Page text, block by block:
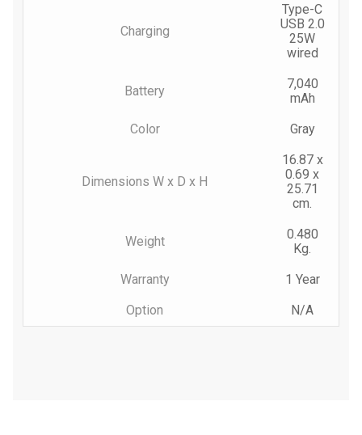
Charging
Type-C
USB 2.0
25W
wired
Battery
7,040
mAh
Color
Gray
Dimensions W x D x H
16.87 x
0.69 x
25.71
cm.
Weight
0.480
Kg.
Warranty
1 Year
Option
N/A